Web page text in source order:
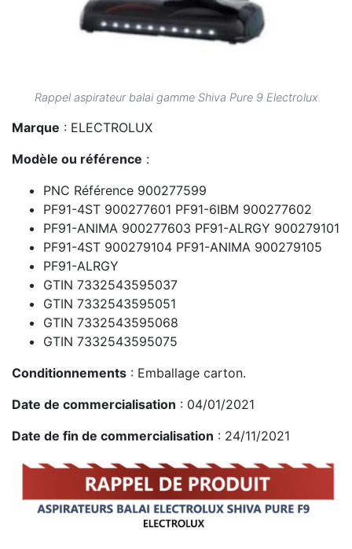
Rappel aspirateur balai gamme Shiva Pure 9 Electrolux
Modèle ou référence
PNC Référence 900277599
PF91-4ST 900277601 PF91-6IBM 900277602
PF91-4ST 900279104 PF91-ANIMA 900279105
PF91-ALRGY
GTIN 7332543595037
GTIN 7332543595051
GTIN 7332543595068
GTIN 7332543595075
Conditionnements: Emballage carton.
Date de fin de commercialisation